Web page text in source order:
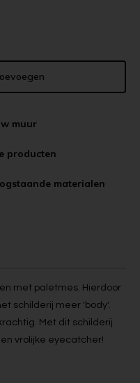
muur
producten
materialen
met paletmes. Hierdoor
schilderij meer 'body'.
Met dit schilderij
vrolijke eyecatcher!